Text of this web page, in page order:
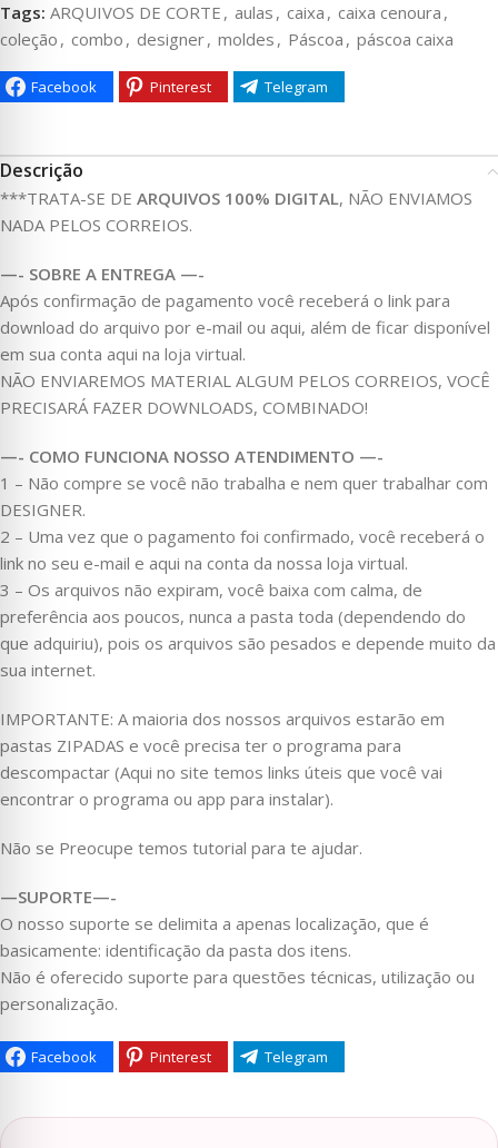
Tags: ARQUIVOS DE CORTE , aulas , caixa , caixa cenoura ,
coleção , combo , designer, moldes , Páscoa , páscoa caixa
Facebook Pinterest Telegram
Descrição
***TRATA-SE DE ARQUIVOS 100% DIGITAL, NÃO ENVIAMOS
NADA PELOS CORREIOS.
—- SOBRE A ENTREGA —-
Após confirmação de pagamento você receberá o link para
download do arquivo por e-mail ou aqui, além de ficar disponível
em sua conta aqui na loja virtual.
NÃO ENVIAREMOS MATERIAL ALGUM PELOS CORREIOS, VOCÊ
PRECISARÁ FAZER DOWNLOADS, COMBINADO!
—- COMO FUNCIONA NOSSO ATENDIMENTO —-
1 – Não compre se você não trabalha e nem quer trabalhar com
DESIGNER.
2 – Uma vez que o pagamento foi confirmado, você receberá o
link no seu e-mail e aqui na conta da nossa loja virtual.
3 – Os arquivos não expiram, você baixa com calma, de
preferência aos poucos, nunca a pasta toda (dependendo do
que adquiriu), pois os arquivos são pesados e depende muito da
sua internet.
IMPORTANTE: A maioria dos nossos arquivos estarão em
pastas ZIPADAS e você precisa ter o programa para
descompactar (Aqui no site temos links úteis que você vai
encontrar o programa ou app para instalar).
Não se Preocupe temos tutorial para te ajudar.
—SUPORTE—-
O nosso suporte se delimita a apenas localização, que é
basicamente: identificação da pasta dos itens.
Não é oferecido suporte para questões técnicas, utilização ou
personalização.
Facebook Pinterest Telegram